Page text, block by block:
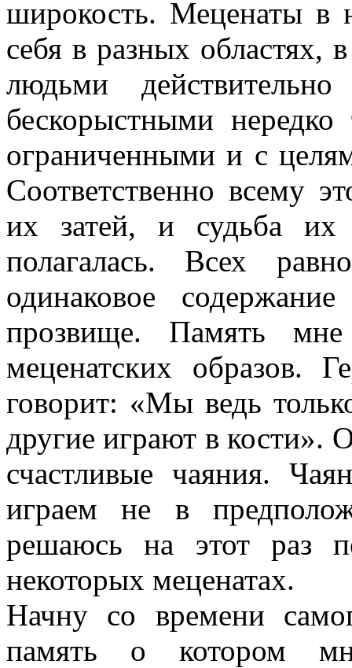
широкость. Меценаты в
себя в разных областях,
людьми
бескорыстными
ограниченными и с
Соответственно всему
их затей, и судьба
полагалась. Всех
одинаковое
прозвище. Память мне
меценатских образов.
говорит: «Мы ведь
другие играют в кости».
счастливые чаяния.
играем не в
решаюсь на этот раз
некоторых меценатах.
Начну со времени
память о котором